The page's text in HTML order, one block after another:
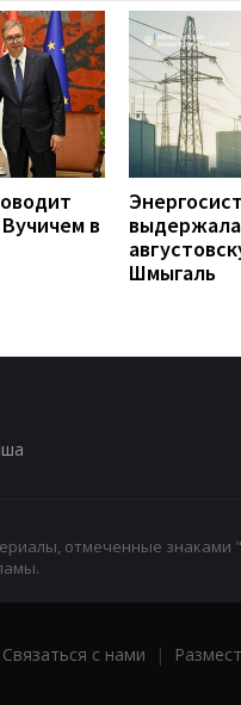
в
Шмыгаль
отмеченные знаками
Связаться с нами |